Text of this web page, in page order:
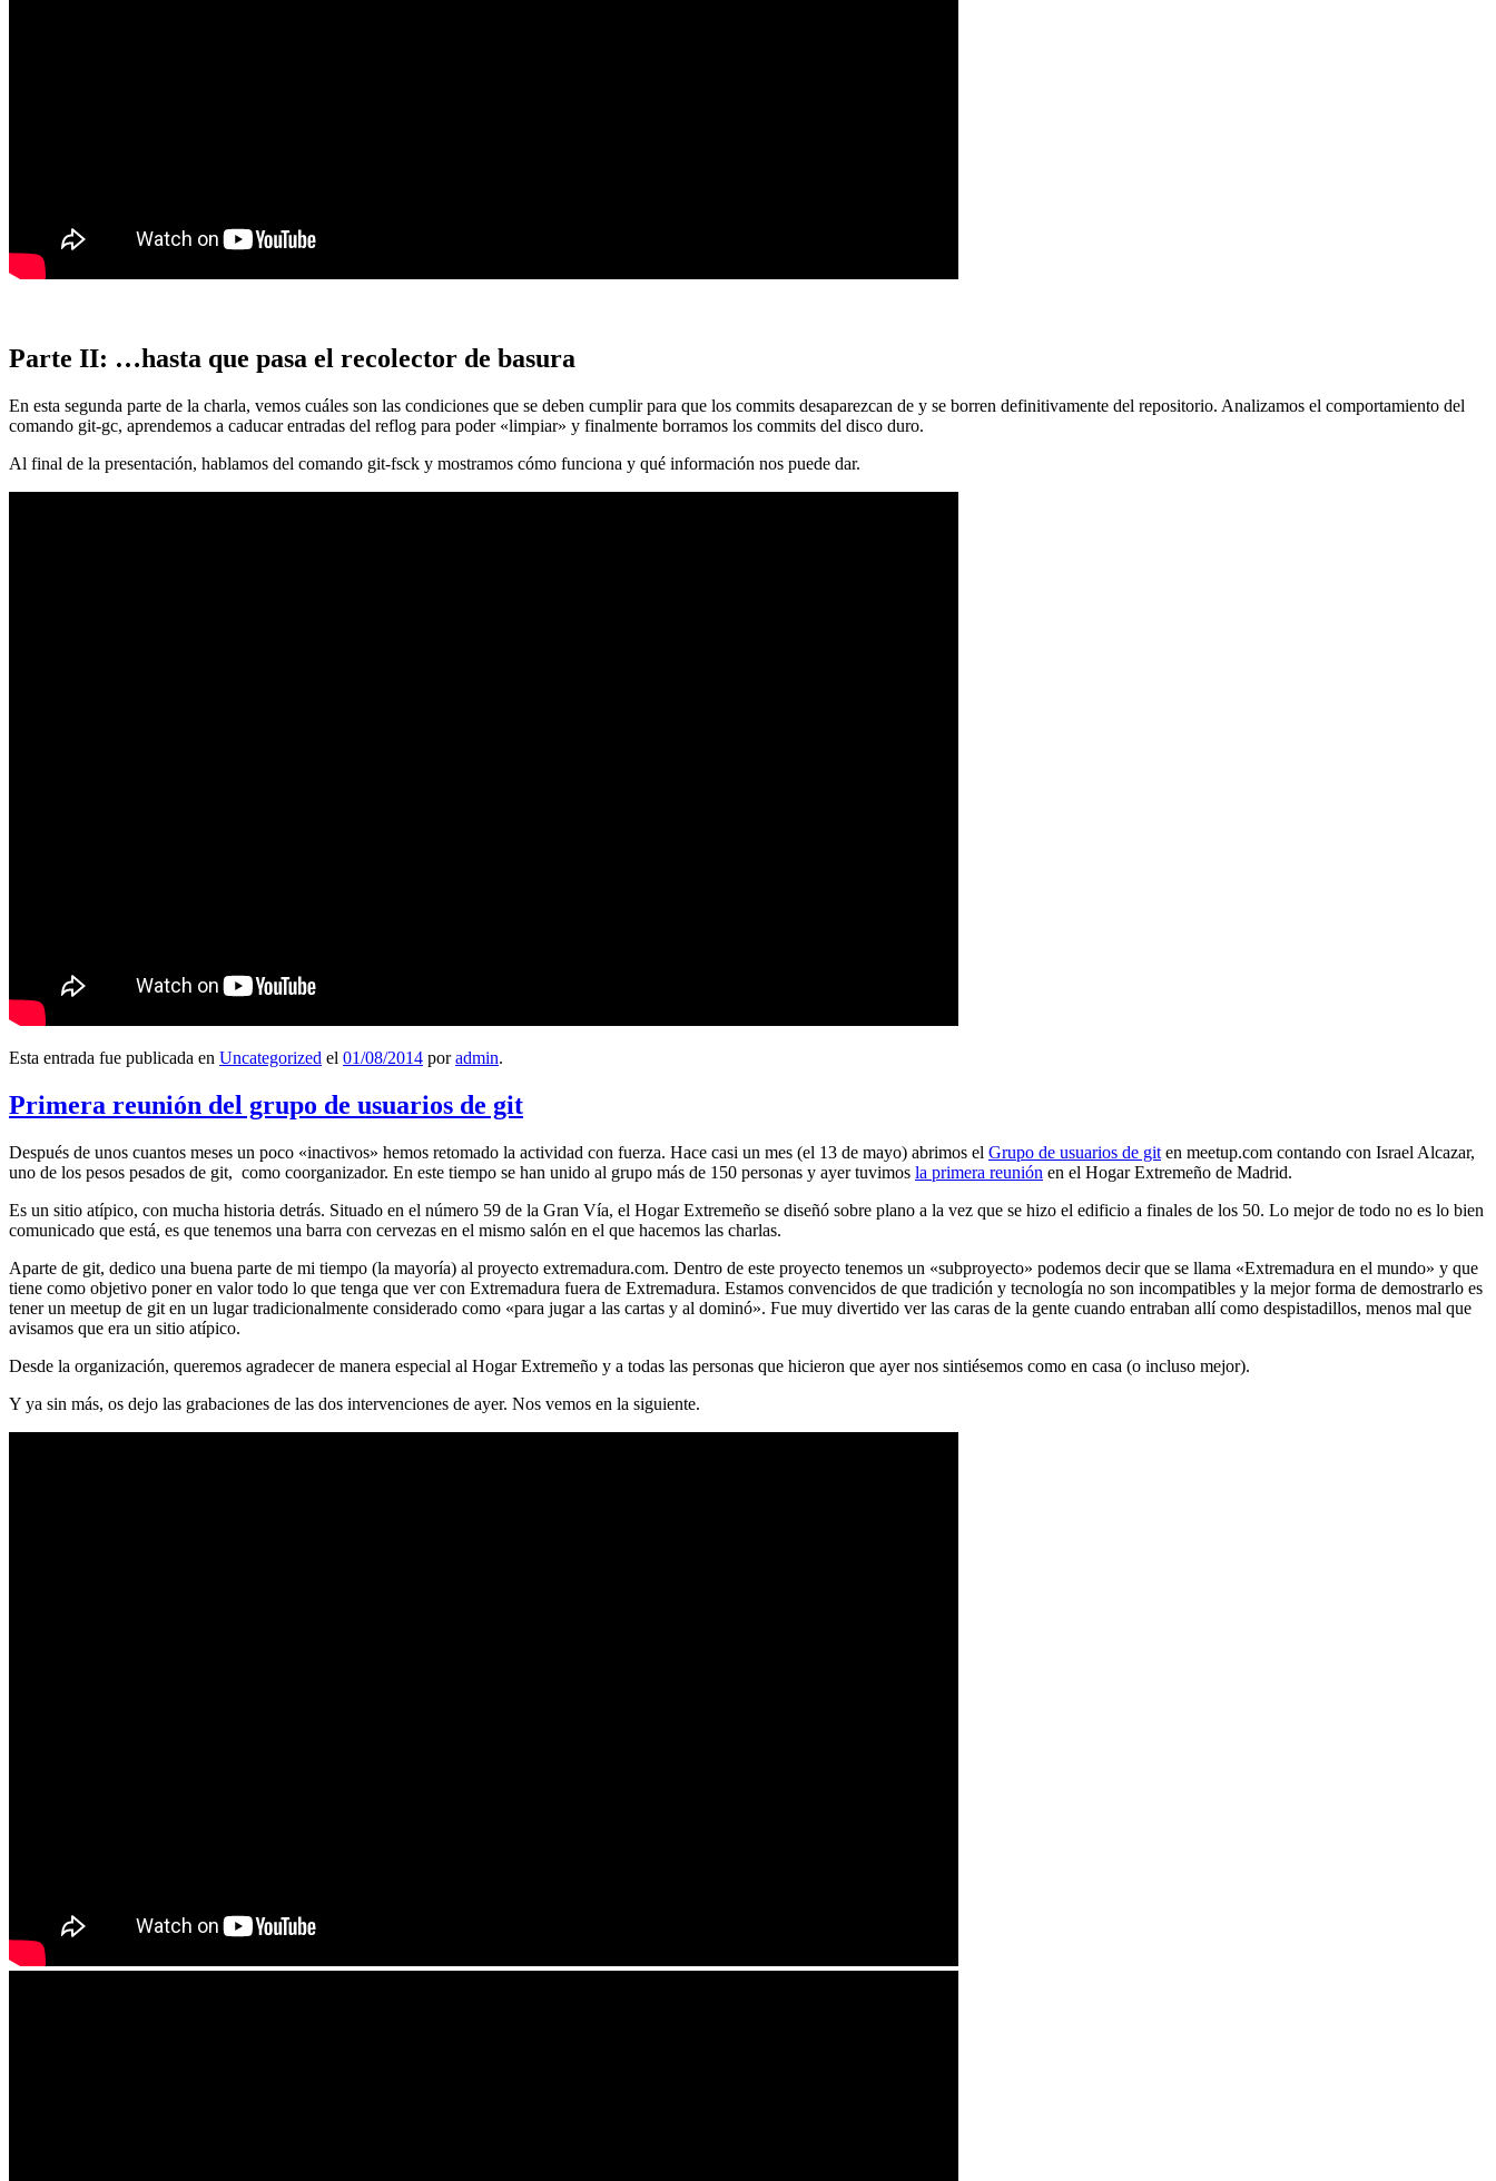
Parte II: …hasta que pasa el recolector de basura
En esta segunda parte de la charla, vemos cuáles son las condiciones que se deben cumplir para que los commits desaparezcan de y se borren definitivamente del repositorio. Analizamos el comportamiento del
comando git-gc, aprendemos a caducar entradas del reflog para poder «limpiar» y finalmente borramos los commits del disco duro.
Al final de la presentación, hablamos del comando git-fsck y mostramos cómo funciona y qué información nos puede dar.
Esta entrada fue publicada en Uncategorized el 01/08/2014 poradmin.
Primera reunión del grupo de usuarios de git
Después de unos cuantos meses un poco «inactivos» hemos retomado la actividad con fuerza. Hace casi un mes (el 13 de mayo) abrimos el Grupo de usuarios de git en meetup.com contando con Israel Alcazar,
uno de los pesos pesados de git, como coorganizador. En este tiempo se han unido al grupo más de 150 personas y ayer tuvimos la primera reunión en el Hogar Extremeño de Madrid.
Es un sitio atípico, con mucha historia detrás. Situado en el número 59 de la Gran Vía, el Hogar Extremeño se diseñó sobre plano a la vez que se hizo el edificio a finales de los 50. Lo mejor de todo no es lo bien
comunicado que está, es que tenemos una barra con cervezas en el mismo salón en el que hacemos las charlas.
Aparte de git, dedico una buena parte de mi tiempo (la mayoría) al proyecto extremadura.com. Dentro de este proyecto tenemos un «subproyecto» podemos decir que se llama «Extremadura en el mundo» y que
tiene como objetivo poner en valor todo lo que tenga que ver con Extremadura fuera de Extremadura. Estamos convencidos de que tradición y tecnología no son incompatibles y la mejor forma de demostrarlo es
tener un meetup de git en un lugar tradicionalmente considerado como «para jugar a las cartas y al dominó». Fue muy divertido ver las caras de la gente cuando entraban allí como despistadillos, menos mal que
avisamos que era un sitio atípico.
Desde la organización, queremos agradecer de manera especial al Hogar Extremeño y a todas las personas que hicieron que ayer nos sintiésemos como en casa (o incluso mejor).
Y ya sin más, os dejo las grabaciones de las dos intervenciones de ayer. Nos vemos en la siguiente.